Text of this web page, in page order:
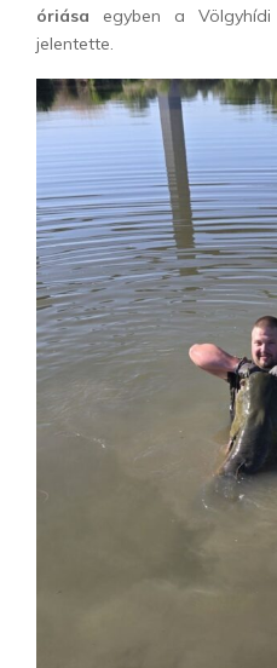
óriása egyben a
jelentette.